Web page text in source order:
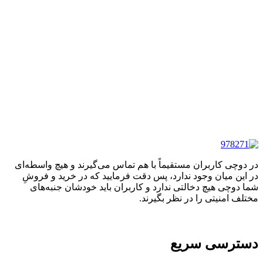
در دوچی کاربران مستقیماً با هم تماس می‌گیرند و هیچ واسطه‌ای
در این میان وجود ندارد، پس دقت فرمایید که در خرید و فروشِ
شما دوچی هیچ دخالتی ندارد و کاربران باید خودشان جنبه‌های
مختلف امنیتی را در نظر بگیرند.
دسترسی سریع